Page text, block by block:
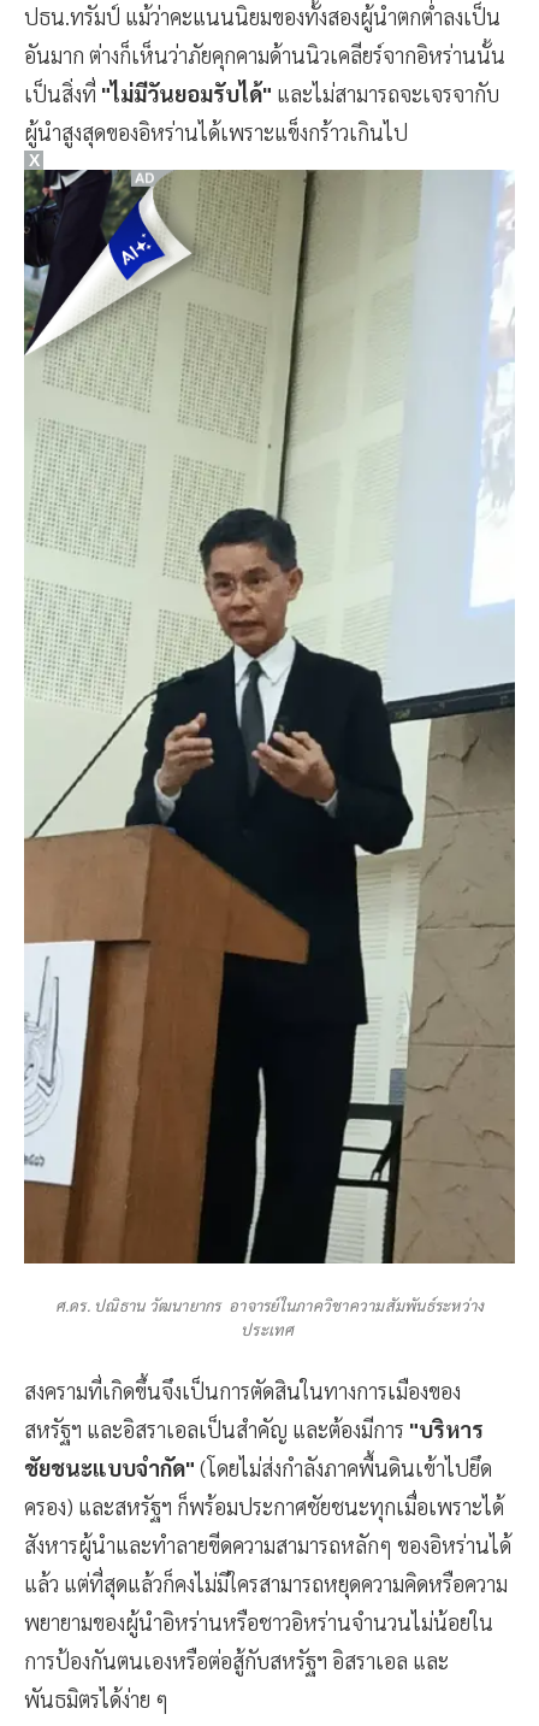
ปธน.ทรัมป์ แม้ว่าคะแนนนิยมของทั้งสองผู้นำตกต่ำลงเป็น
อันมาก ต่างก็เห็นว่าภัยคุกคามด้านนิวเคลียร์จากอิหร่านนั้น
เป็นสิ่งที่ "ไม่มีวันยอมรับได้" และไม่สามารถจะเจรจากับ
ผู้นำสูงสุดของอิหร่านได้เพราะแข็งกร้าวเกินไป
ศ.ดร. ปณิธาน วัฒนายากร อาจารย์ในภาควิชาความสัมพันธ์ระหว่าง
ประเทศ
สงครามที่เกิดขึ้นจึงเป็นการตัดสินในทางการเมืองของ
สหรัฐฯ และอิสราเอลเป็นสำคัญ และต้องมีการ "บริหาร
ชัยชนะแบบจำกัด" (โดยไม่ส่งกำลังภาคพื้นดินเข้าไปยึด
ครอง) และสหรัฐฯ ก็พร้อมประกาศชัยชนะทุกเมื่อเพราะได้
สังหารผู้นำและทำลายขีดความสามารถหลักๆ ของอิหร่านได้
แล้ว แต่ที่สุดแล้วก็คงไม่มีใครสามารถหยุดความคิดหรือความ
พยายามของผู้นำอิหร่านหรือชาวอิหร่านจำนวนไม่น้อยใน
การป้องกันตนเองหรือต่อสู้กับสหรัฐฯ อิสราเอล และ
พันธมิตรได้ง่าย ๆ
X